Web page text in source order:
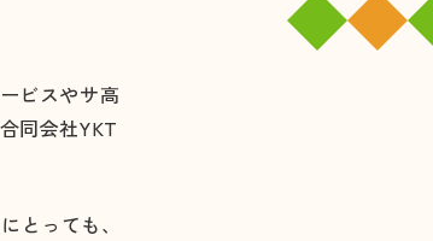
ビスやサ高
同会社YKT
とっても、